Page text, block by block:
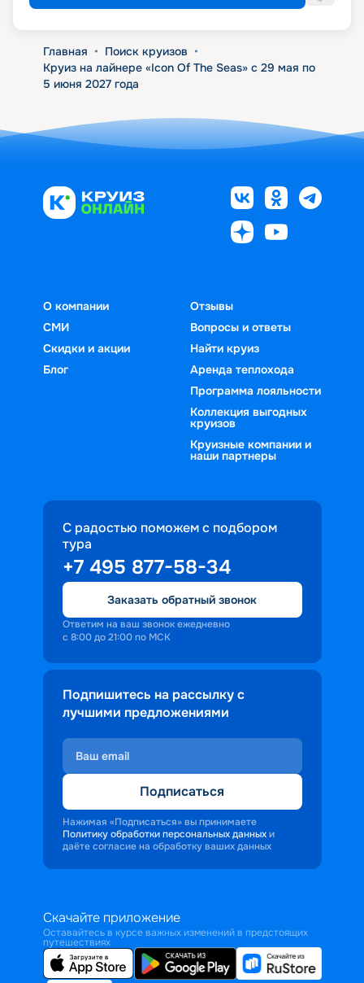
Главная • Поиск круизов •
Круиз на лайнере «Icon Of The Seas» с 29 мая по
5 июня 2027 года
О компании
СМИ
Скидки и акции
Блог
Отзывы
Вопросы и ответы
Найти круиз
Аренда теплохода
Программа лояльности
Коллекция выгодных
круизов
Круизные компании и
наши партнеры
С радостью поможем с подбором
тура
+7 495 877-58-34
Заказать обратный звонок
Ответим на ваш звонок ежедневно
с 8:00 до 21:00 по МСК
Подпишитесь на рассылку с
лучшими предложениями
Подписаться
Нажимая «Подписаться» вы принимаете
Политику обработки персональных данных и
даёте согласие на обработку ваших данных
Скачайте приложение
Оставайтесь в курсе важных изменений в предстоящих
путешествиях